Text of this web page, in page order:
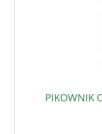
PIKOWNIK